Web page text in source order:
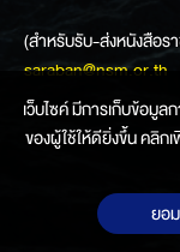
(สำหรับรับ-ส่งหนังสือร
saraban@nsm.or.th
เว็บไซค์ มีการเก็บข้อมู
ของผู้ใช้ให้ดียิ่งขึ้น คลิก
ยอ